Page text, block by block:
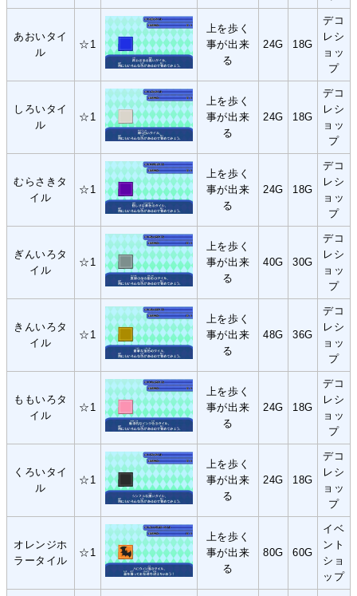
あおいタイ
ル
☆1
上を歩く
事が出来
る
24G 18G
デコ
レシ
ョッ
プ
しろいタイ
ル
☆1
上を歩く
事が出来
る
24G 18G
デコ
レシ
ョッ
プ
むらさきタ
イル
☆1
上を歩く
事が出来
る
24G 18G
デコ
レシ
ョッ
プ
ぎんいろタ
イル
☆1
上を歩く
事が出来
る
40G 30G
デコ
レシ
ョッ
プ
きんいろタ
イル
☆1
上を歩く
事が出来
る
48G 36G
デコ
レシ
ョッ
プ
ももいろタ
イル
☆1
上を歩く
事が出来
る
24G 18G
デコ
レシ
ョッ
プ
くろいタイ
ル
☆1
上を歩く
事が出来
る
24G 18G
デコ
レシ
ョッ
プ
オレンジホ
ラータイル
☆1
上を歩く
事が出来
る
80G 60G
イベ
ント
ショ
ップ